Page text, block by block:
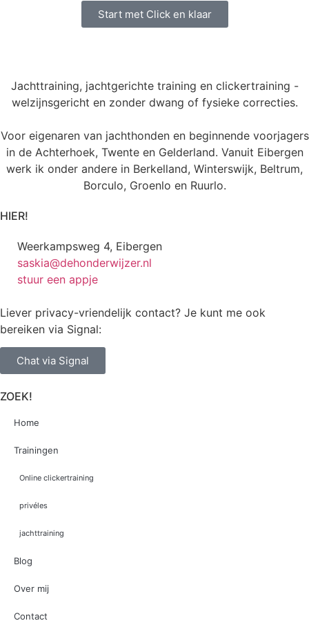
Start met Click en klaar
Jachttraining, jachtgerichte training en clickertraining -
welzijnsgericht en zonder dwang of fysieke correcties.
Voor eigenaren van jachthonden en beginnende voorjagers
in de Achterhoek, Twente en Gelderland. Vanuit Eibergen
werk ik onder andere in Berkelland, Winterswijk, Beltrum,
Borculo, Groenlo en Ruurlo.
HIER!
Weerkampsweg 4, Eibergen
saskia@dehonderwijzer.nl
stuur een appje
Liever privacy-vriendelijk contact? Je kunt me ook
bereiken via Signal:
Chat via Signal
ZOEK!
Home
Trainingen
Online clickertraining
privéles
jachttraining
Blog
Over mij
Contact